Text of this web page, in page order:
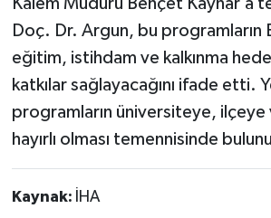
Kalem Müdürü Behçet Kaynar’a
Doç. Dr. Argun, bu programların
eğitim, istihdam ve kalkınma
katkılar sağlayacağını ifade etti.
programların üniversiteye,
hayırlı olması temennisinde
Kaynak: İHA